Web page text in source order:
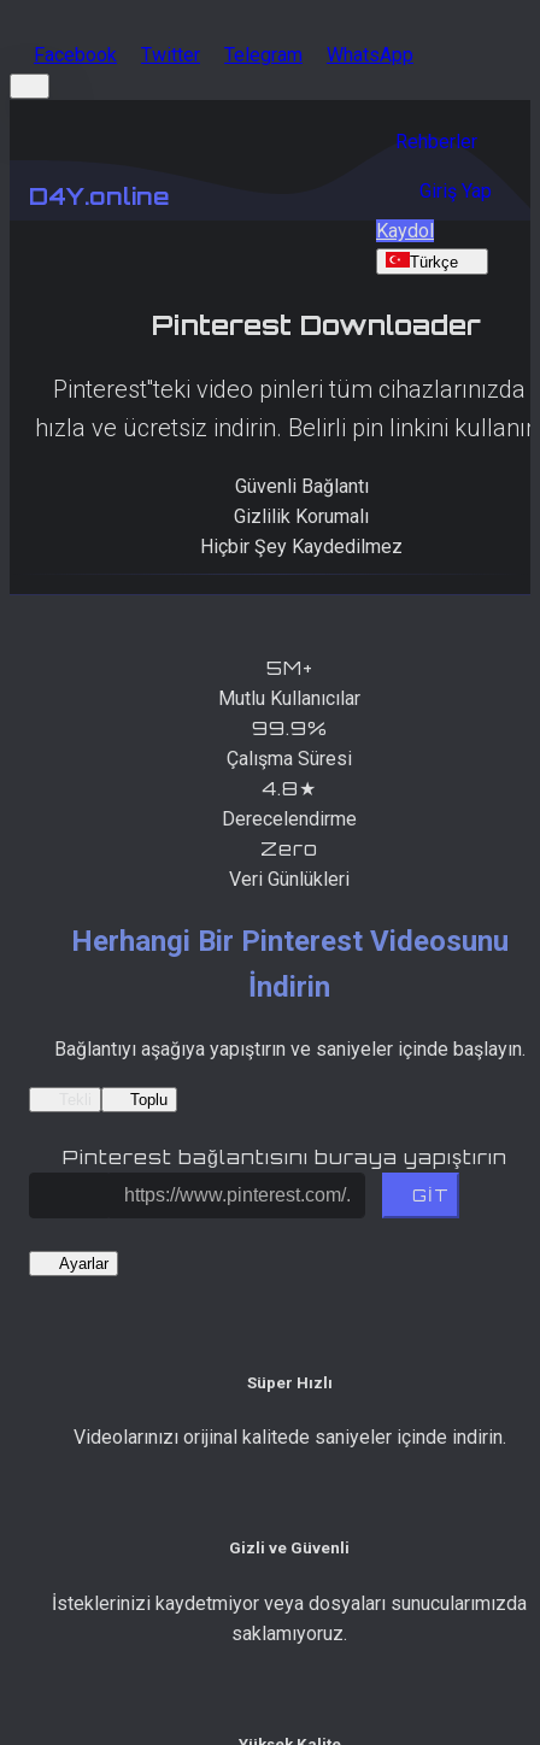
Facebook Twitter Telegram WhatsApp
D4Y.online
Rehberler
Giriş Yap
Kaydol
Türkçe
Pinterest Downloader
Pinterest''teki video pinleri tüm cihazlarınızda
hızla ve ücretsiz indirin. Belirli pin linkini
Güvenli Bağlantı
Gizlilik Korumalı
Hiçbir Şey Kaydedilmez
5M+
Mutlu Kullanıcılar
99.9%
Çalışma Süresi
4.8★
Derecelendirme
Zero
Veri Günlükleri
Herhangi Bir Pinterest Videosunu
İndirin
Bağlantıyı aşağıya yapıştırın ve saniyeler içinde başlayın.
Toplu
Pinterest bağlantısını buraya yapıştırın
GİT
Ayarlar
Süper Hızlı
Videolarınızı orijinal kalitede saniyeler içinde indirin.
Gizli ve Güvenli
İsteklerinizi kaydetmiyor veya dosyaları sunucularımızda
saklamıyoruz.